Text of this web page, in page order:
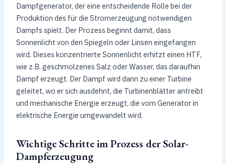
Dampfgenerator, der eine entscheidende Rolle bei der
Produktion des für die Stromerzeugung notwendigen
Dampfs spielt. Der Prozess beginnt damit, dass
Sonnenlicht von den Spiegeln oder Linsen eingefangen
wird. Dieses konzentrierte Sonnenlicht erhitzt einen HTF,
wie z.B. geschmolzenes Salz oder Wasser, das daraufhin
Dampf erzeugt. Der Dampf wird dann zu einer Turbine
geleitet, wo er sich ausdehnt, die Turbinenblätter antreibt
und mechanische Energie erzeugt, die vom Generator in
elektrische Energie umgewandelt wird.
Wichtige Schritte im Prozess der Solar-
Dampferzeugung